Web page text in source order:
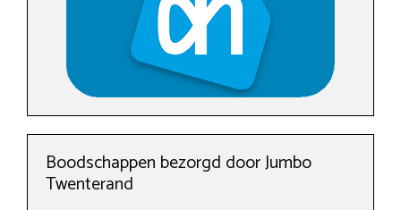
Boodschappen bezorgd door Jumbo
Twenterand